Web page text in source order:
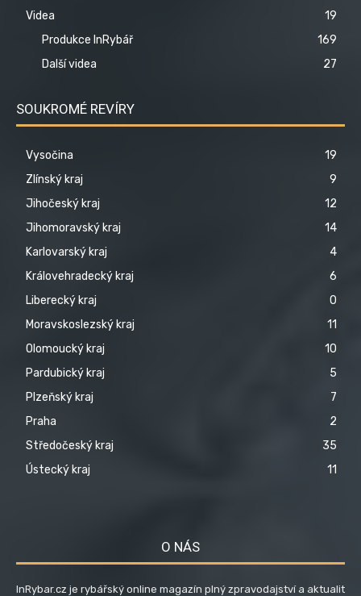
Videa
19
Produkce InRybář
169
Další videa
27
SOUKROMÉ REVÍRY
Vysočina
19
Zlínský kraj
9
Jihočeský kraj
12
Jihomoravský kraj
14
Karlovarský kraj
4
Královehradecký kraj
6
Liberecký kraj
0
Moravskoslezský kraj
11
Olomoucký kraj
10
Pardubický kraj
5
Plzeňský kraj
7
Praha
2
Středočeský kraj
35
Ústecký kraj
11
O NÁS
InRybar.cz je rybářský online magazín plný zpravodajství a aktualit